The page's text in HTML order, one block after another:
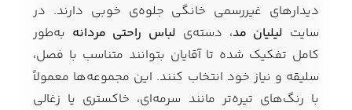
دیدارهای غیررسمی خانگی جلوه‌ی خوبی دارند. در
سایت لیلیان مد، دسته‌ی لباس راحتی مردانه به‌طور
کامل تفکیک شده تا آقایان بتوانند متناسب با فصل،
سلیقه و نیاز خود انتخاب کنند. این مجموعه‌ها معمولاً
با رنگ‌های تیره‌تر مانند سرمه‌ای، خاکستری یا زغالی